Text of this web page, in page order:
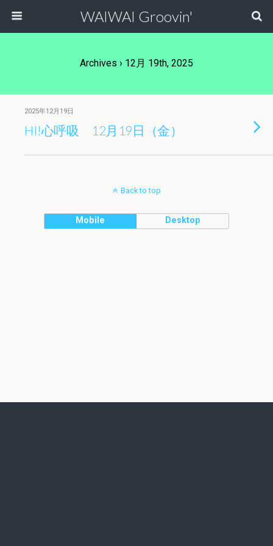
WAIWAI Groovin'
Archives › 12月 19th, 2025
2025年12月19日
HI!心呼吸 12月19日（金）
Back to top
Mobile Desktop